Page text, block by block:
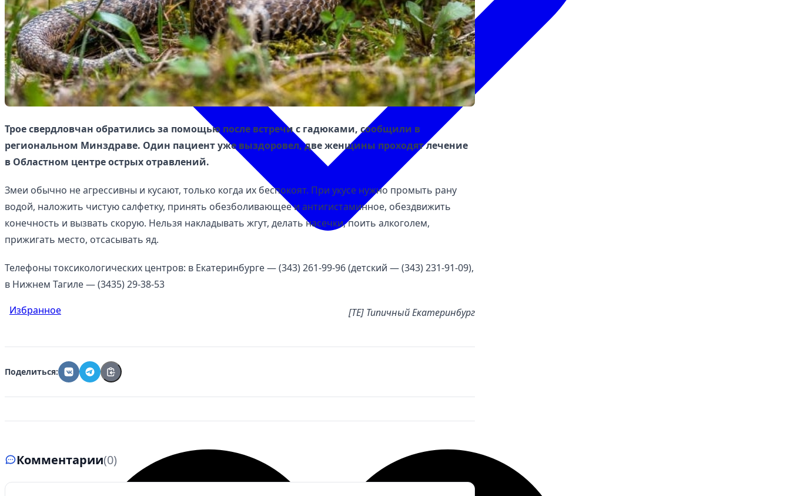
Избранное
Трое свердловчан обратились за помощью после встречи с гадюками, сообщили в
региональном Минздраве. Один пациент уже выздоровел, две женщины проходят лечение
в Областном центре острых отравлений.
Змеи обычно не агрессивны и кусают, только когда их беспокоят. При укусе нужно промыть рану
водой, наложить чистую салфетку, принять обезболивающее и антигистаминное, обездвижить
конечность и вызвать скорую. Нельзя накладывать жгут, делать насечки, поить алкоголем,
прижигать место, отсасывать яд.
Телефоны токсикологических центров: в Екатеринбурге — (343) 261-99-96 (детский — (343) 231-91-09),
в Нижнем Тагиле — (3435) 29-38-53
[ТЕ] Типичный Екатеринбург
Поделиться:
Комментарии(0)